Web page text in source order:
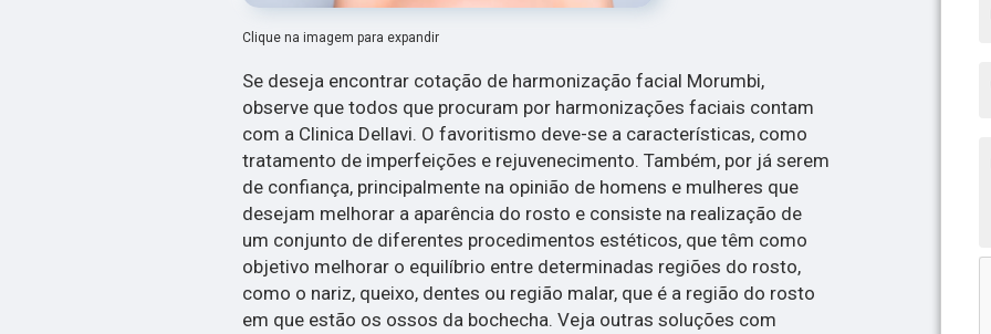
Clique na imagem para expandir
Se deseja encontrar cotação de harmonização facial Morumbi,
observe que todos que procuram por harmonizações faciais contam
com a Clinica Dellavi. O favoritismo deve-se a características, como
tratamento de imperfeições e rejuvenecimento. Também, por já serem
de confiança, principalmente na opinião de homens e mulheres que
desejam melhorar a aparência do rosto e consiste na realização de
um conjunto de diferentes procedimentos estéticos, que têm como
objetivo melhorar o equilíbrio entre determinadas regiões do rosto,
como o nariz, queixo, dentes ou região malar, que é a região do rosto
em que estão os ossos da bochecha. Veja outras soluções com